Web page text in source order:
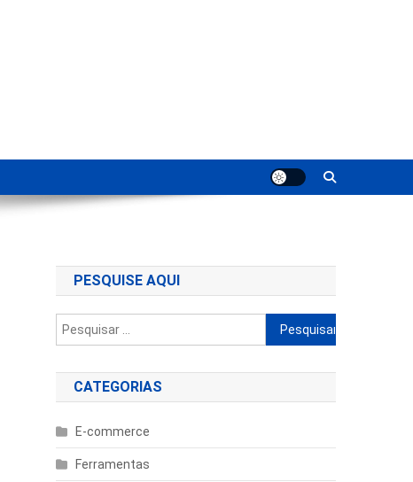
PESQUISE AQUI
Pesquisar
por:
CATEGORIAS
E-commerce
Ferramentas